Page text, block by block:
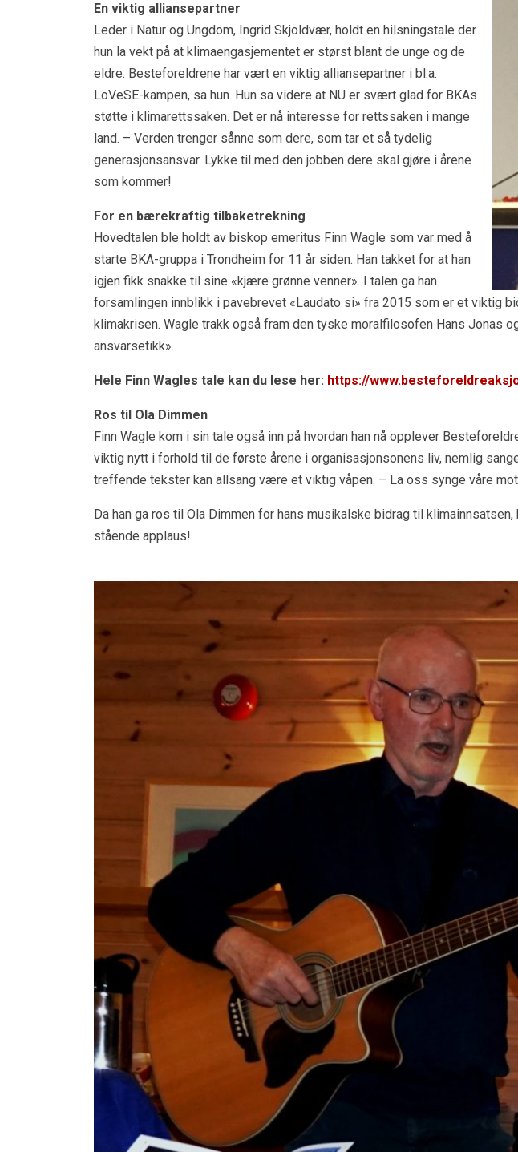
En viktig alliansepartner
Leder i Natur og Ungdom, Ingrid Skjoldvær, holdt en hilsningstale der
hun la vekt på at klimaengasjementet er størst blant de unge og de
eldre. Besteforeldrene har vært en viktig alliansepartner i bl.a.
LoVeSE-kampen, sa hun. Hun sa videre at NU er svært glad for BKAs
støtte i klimarettssaken. Det er nå interesse for rettssaken i mange
land. – Verden trenger sånne som dere, som tar et så tydelig
generasjonsansvar. Lykke til med den jobben dere skal gjøre i årene
som kommer!
For en bærekraftig tilbaketrekning
Hovedtalen ble holdt av biskop emeritus Finn Wagle som var med å
starte BKA-gruppa i Trondheim for 11 år siden. Han takket for at han
igjen fikk snakke til sine «kjære grønne venner». I talen ga han
forsamlingen innblikk i pavebrevet «Laudato si» fra 2015 som er et viktig
klimakrisen. Wagle trakk også fram den tyske moralfilosofen Hans Jonas
ansvarsetikk».
Hele Finn Wagles tale kan du lese her: https://
Ros til Ola Dimmen
Finn Wagle kom i sin tale også inn på hvordan han nå opplever
viktig nytt i forhold til de første årene i organisasjonsonens liv, nemlig
treffende tekster kan allsang være et viktig våpen. – La oss synge våre
Da han ga ros til Ola Dimmen for hans musikalske bidrag til
stående applaus!